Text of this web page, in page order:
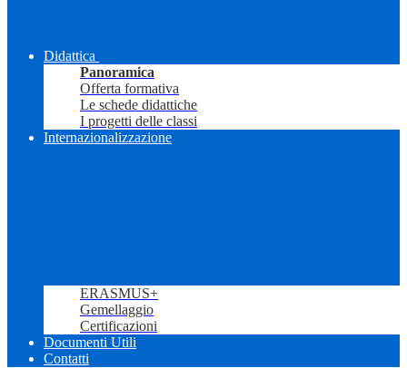
Didattica
Panoramica
Offerta formativa
Le schede didattiche
I progetti delle classi
Internazionalizzazione
ERASMUS+
Gemellaggio
Certificazioni
Documenti Utili
Contatti